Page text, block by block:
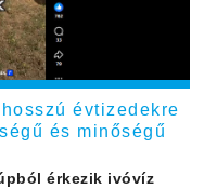
évtizedekre
és minőségű
érkezik ivóvíz